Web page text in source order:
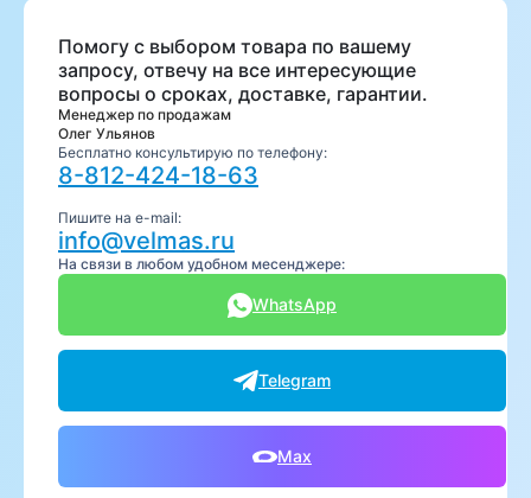
Помогу с выбором товара по вашему
запросу, отвечу на все интересующие
вопросы о сроках, доставке, гарантии.
Менеджер по продажам
Олег Ульянов
Бесплатно консультирую по телефону:
8-812-424-18-63
Пишите на e-mail:
info@velmas.ru
На связи в любом удобном месенджере:
WhatsApp
Telegram
Max